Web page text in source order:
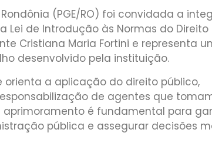
(PGE/RO) foi convidada a
Lei de Introdução às Normas do Direito
Cristiana Maria Fortini e representa
desenvolvido pela instituição.
orienta a aplicação do direito público,
de agentes que
aprimoramento é fundamental para
pública e assegurar decisões